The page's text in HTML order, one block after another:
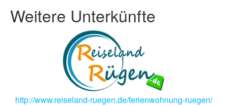
Weitere Unterkünfte
http://www.reiseland-ruegen.de/ferienwohnung-ruegen/